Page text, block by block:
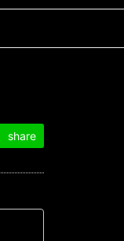
share